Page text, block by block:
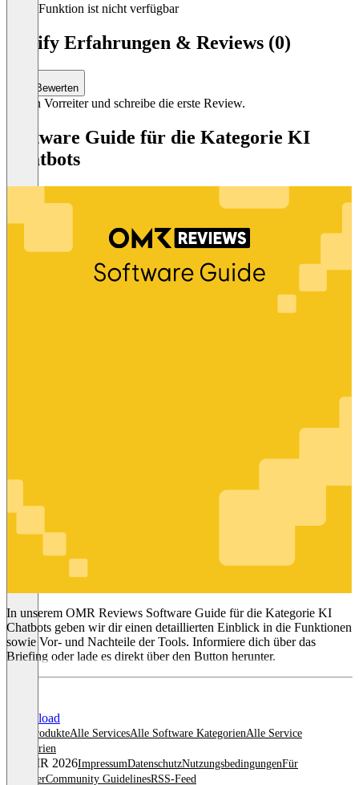
Diese Funktion ist nicht verfügbar
Yapify Erfahrungen & Reviews (0)
Bewerten
Sei ein Vorreiter und schreibe die erste Review.
Software Guide für die Kategorie KI
Chatbots
KI Chatbots
In unserem OMR Reviews Software Guide für die Kategorie KI
Chatbots geben wir dir einen detaillierten Einblick in die Funktionen
sowie Vor- und Nachteile der Tools. Informiere dich über das
Briefing oder lade es direkt über den Button herunter.
Download
Alle ProdukteAlle ServicesAlle Software KategorienAlle Service
Kategorien
© OMR 2026ImpressumDatenschutzNutzungsbedingungenFür
AnbieterCommunity GuidelinesRSS-Feed